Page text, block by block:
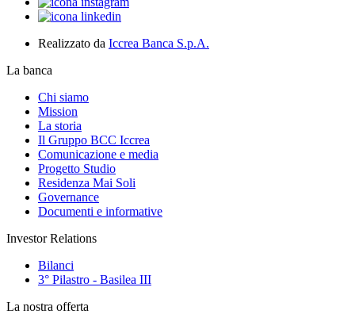
Realizzato da Iccrea Banca S.p.A.
La banca
Chi siamo
Mission
La storia
Il Gruppo BCC Iccrea
Comunicazione e media
Progetto Studio
Residenza Mai Soli
Governance
Documenti e informative
Investor Relations
Bilanci
3° Pilastro - Basilea III
La nostra offerta